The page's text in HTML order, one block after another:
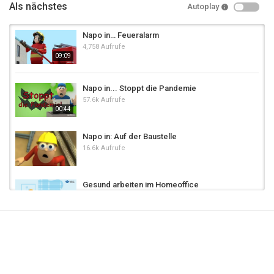
Als nächstes Autoplay
09:09
Napo in… Feueralarm
4,758 Aufrufe
00:44
Napo in... Stoppt die Pandemie
57.6k Aufrufe
Napo in: Auf der Baustelle
16.6k Aufrufe
Gesund arbeiten im Homeoffice